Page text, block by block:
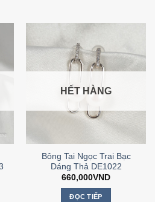
HẾT HÀNG
Bông Tai Ngọc Trai Bạc
Dáng Thả DE1022
660,000VND
ĐỌC TIẾP